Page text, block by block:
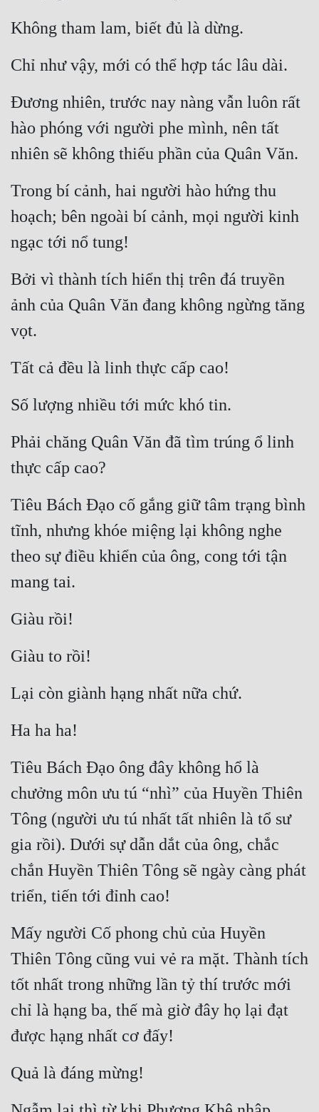
Kỳ Huyễn
Kỳ Ảo
Linh Dị
Làm Giàu
Lịch Sử
Mạt Thế
Mỹ Thực
Phương Tây
Phản Phái
Quan Trường
Sảng Văn
Sắc
Sủng
Tiểu Thuyết
Trinh Thám
Triều Đấu
Tu Tiên
Tội Phạm
Vô Địch
Võng Du
Xuyên Không
Xuyên Nhanh
Xuyên Sách
Xuyên Thư
Không tham lam, biết đủ là dừng.
Chỉ như vậy, mới có thể hợp tác lâu dài.
Đương nhiên, trước nay nàng vẫn luôn rất
hào phóng với người phe mình, nên tất
nhiên sẽ không thiếu phần của Quân Văn.
Trong bí cảnh, hai người hào hứng thu
hoạch; bên ngoài bí cảnh, mọi người kinh
ngạc tới nổ tung!
Bởi vì thành tích hiển thị trên đá truyền
ảnh của Quân Văn đang không ngừng tăng
vọt.
Tất cả đều là linh thực cấp cao!
Số lượng nhiều tới mức khó tin.
Phải chăng Quân Văn đã tìm trúng ổ linh
thực cấp cao?
Tiêu Bách Đạo cố gắng giữ tâm trạng bình
tĩnh, nhưng khóe miệng lại không nghe
theo sự điều khiển của ông, cong tới tận
mang tai.
Giàu rồi!
Giàu to rồi!
Lại còn giành hạng nhất nữa chứ.
Ha ha ha!
Tiêu Bách Đạo ông đây không hổ là
chưởng môn ưu tú “nhì” của Huyền Thiên
Tông (người ưu tú nhất tất nhiên là tổ sư
gia rồi). Dưới sự dẫn dắt của ông, chắc
chắn Huyền Thiên Tông sẽ ngày càng phát
triển, tiến tới đỉnh cao!
Mấy người Cố phong chủ của Huyền
Thiên Tông cũng vui vẻ ra mặt. Thành tích
tốt nhất trong những lần tỷ thí trước mới
chỉ là hạng ba, thế mà giờ đây họ lại đạt
được hạng nhất cơ đấy!
Quả là đáng mừng!